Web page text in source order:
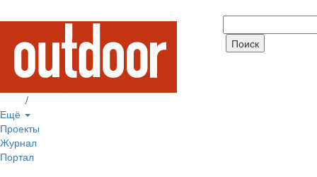
/
Ещё
Проекты
Журнал
Портал